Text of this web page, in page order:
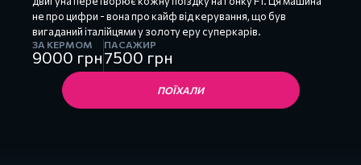
Ford
Mustang
67
BMW
Z4
G29
не про цифри - вона про кайф від керування, що був
вигаданий італійцями у золоту еру суперкарів.
ЗА КЕРМОМ
9000 грн
ПАСАЖИР
7500 грн
ПОЇХАЛИ